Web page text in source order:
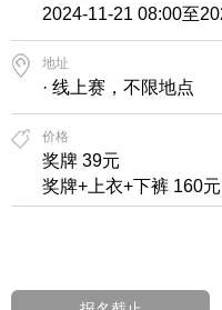
2024-11-21 08:00至
地址
· 线上赛，不限地点
价格
奖牌 39元
奖牌+上衣+下裤 160元